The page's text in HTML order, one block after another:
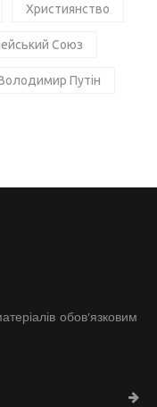
Християнство
Союз
Путін
обов'язковим